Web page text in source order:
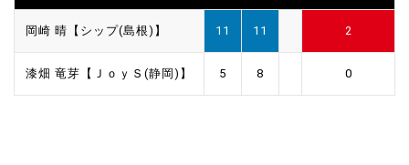
岡崎 晴【シップ(島根)】 11 11 2
漆畑 竜芽【ＪｏｙＳ(静岡)】 5 8 0